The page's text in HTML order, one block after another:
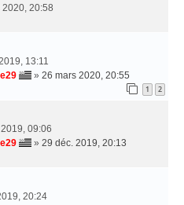
20:58
13:11
» 26 mars 2020, 20:55
1 2
09:06
» 29 déc. 2019, 20:13
20:24